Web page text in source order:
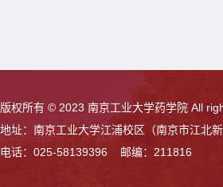
版权所有 © 2023 南京工业大学药学院 All
地址：南京工业大学江浦校区（南京市江北
电话：025-58139396 邮编：211816